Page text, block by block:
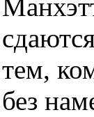
тем,
без